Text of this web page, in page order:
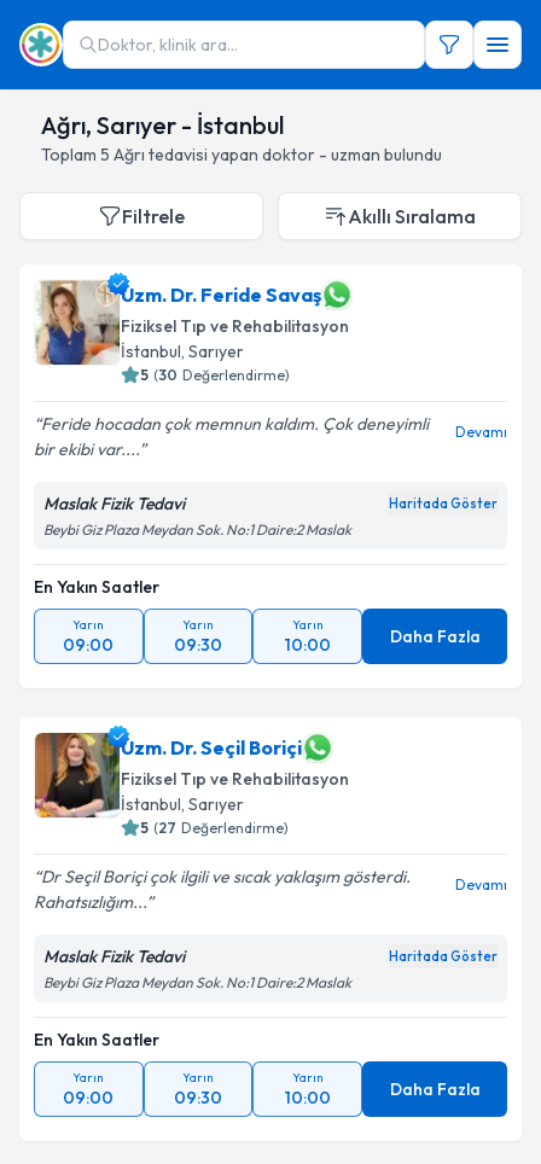
Doktor, klinik ara...
Ağrı, Sarıyer - İstanbul
Toplam 5 Ağrı tedavisi yapan doktor - uzman bulundu
Filtrele Akıllı Sıralama
Uzm. Dr. Feride Savaş
Fiziksel Tıp ve Rehabilitasyon
İstanbul, Sarıyer
5 (30 Değerlendirme)
Feride hocadan çok memnun kaldım. Çok deneyimli
bir ekibi var....
Devamı
Maslak Fizik Tedavi Haritada Göster
Beybi Giz Plaza Meydan Sok. No:1 Daire:2 Maslak
En Yakın Saatler
Yarın
09:00
Yarın
09:30
Yarın
10:00 Daha Fazla
Uzm. Dr. Seçil Boriçi
Fiziksel Tıp ve Rehabilitasyon
İstanbul, Sarıyer
5 (27 Değerlendirme)
Dr Seçil Boriçi çok ilgili ve sıcak yaklaşım gösterdi.
Rahatsızlığım...
Devamı
Maslak Fizik Tedavi Haritada Göster
Beybi Giz Plaza Meydan Sok. No:1 Daire:2 Maslak
En Yakın Saatler
Yarın
09:00
Yarın
09:30
Yarın
10:00 Daha Fazla